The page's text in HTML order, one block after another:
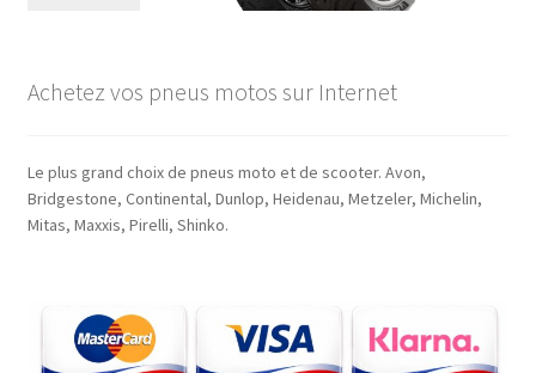
Achetez vos pneus motos sur Internet
Le plus grand choix de pneus moto et de scooter. Avon,
Bridgestone, Continental, Dunlop, Heidenau, Metzeler, Michelin,
Mitas, Maxxis, Pirelli, Shinko.